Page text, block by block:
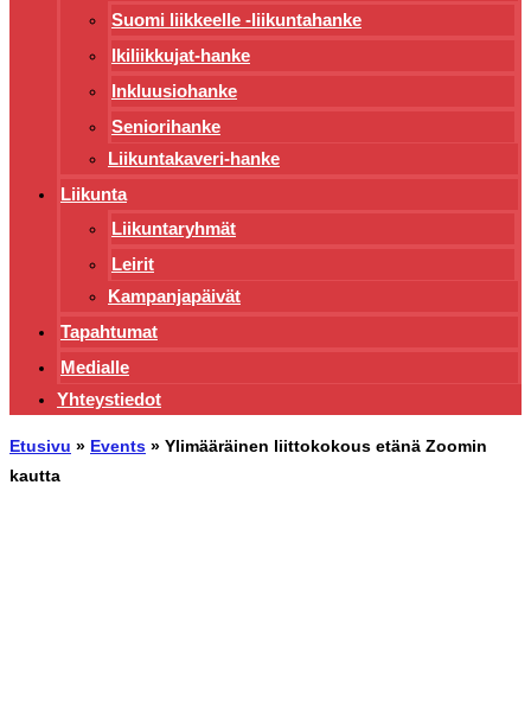
Suomi liikkeelle -liikuntahanke
Ikiliikkujat-hanke
Inkluusiohanke
Seniorihanke
Liikuntakaveri-hanke
Liikunta
Liikuntaryhmät
Leirit
Kampanjapäivät
Tapahtumat
Medialle
Yhteystiedot
Etusivu » Events » Ylimääräinen liittokokous etänä Zoomin
kautta